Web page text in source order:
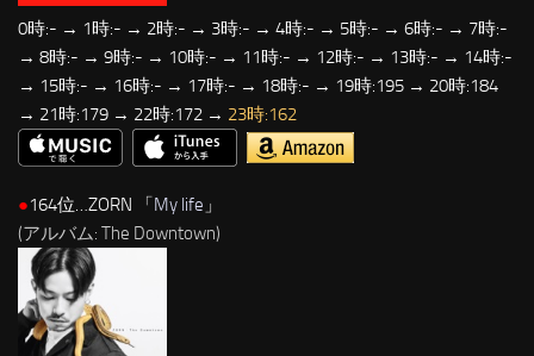
0時:- → 1時:- → 2時:- → 3時:- → 4時:- → 5時:- → 6時:- → 7時:-
→ 8時:- → 9時:- → 10時:- → 11時:- → 12時:- → 13時:- → 14時:-
→ 15時:- → 16時:- → 17時:- → 18時:- → 19時:195 → 20時:184
→ 21時:179 → 22時:172 → 23時:162
●164位…ZORN 「 My life 」
(アルバム: The Downtown)